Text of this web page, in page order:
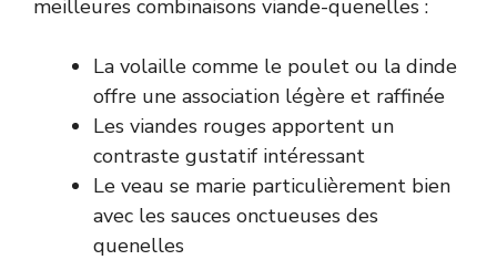
meilleures combinaisons viande-quenelles :
La volaille comme le poulet ou la dinde
offre une association légère et raffinée
Les viandes rouges apportent un
contraste gustatif intéressant
Le veau se marie particulièrement bien
avec les sauces onctueuses des
quenelles